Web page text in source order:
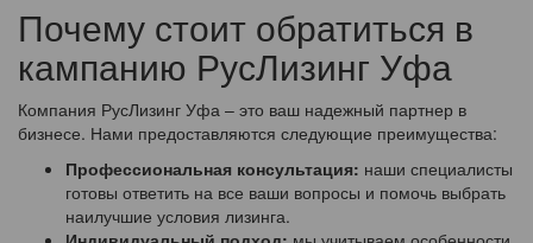
Почему стоит обратиться в
кампанию РусЛизинг Уфа
Компания РусЛизинг Уфа – это ваш надежный партнер в
бизнесе. Нами предоставляются следующие преимущества:
Профессиональная консультация: наши специалисты
готовы ответить на все ваши вопросы и помочь выбрать
наилучшие условия лизинга.